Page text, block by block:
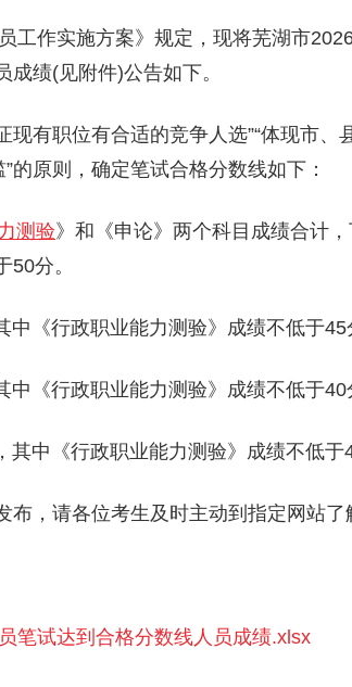
工作实施方案》规定，现将芜湖市
绩(见附件)公告如下。
现有职位有合适的竞争人选”“体现市、
的原则，确定笔试合格分数线如下：
测验》和《申论》两个科目成绩合计
分。
《行政职业能力测验》成绩不低于45
《行政职业能力测验》成绩不低于40
中《行政职业能力测验》成绩不低于
，请各位考生及时主动到指定网站了
笔试达到合格分数线人员成绩.xlsx